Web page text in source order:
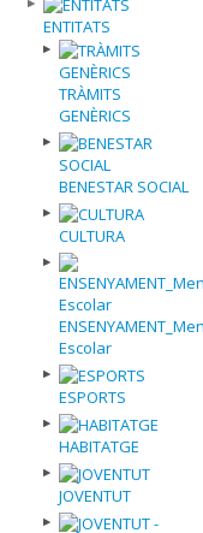
ENTITATS
TRÀMITS
GENÈRICS
BENESTAR SOCIAL
CULTURA
Escolar
ESPORTS
HABITATGE
JOVENTUT